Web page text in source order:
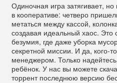
Одиночная игра затягивает,
в кооперативе: четверо
метаться между кассой,
создавая идеальный хаос. Это
безумия, где даже уборка
секретной миссии. И да, кого-
менеджером. Только
ребёнок. У нас вы можете
торрент последнюю версию